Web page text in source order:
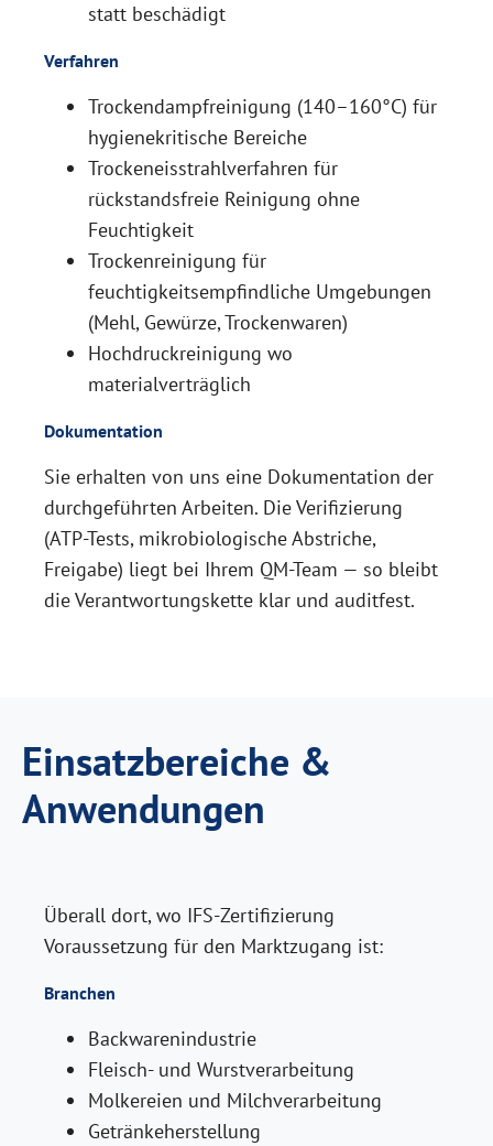
statt beschädigt
Verfahren
Trockendampfreinigung (140–160°C) für
hygienekritische Bereiche
Trockeneisstrahlverfahren für
rückstandsfreie Reinigung ohne
Feuchtigkeit
Trockenreinigung für
feuchtigkeitsempfindliche Umgebungen
(Mehl, Gewürze, Trockenwaren)
Hochdruckreinigung wo
materialverträglich
Dokumentation
Sie erhalten von uns eine Dokumentation der
durchgeführten Arbeiten. Die Verifizierung
(ATP-Tests, mikrobiologische Abstriche,
Freigabe) liegt bei Ihrem QM-Team — so bleibt
die Verantwortungskette klar und auditfest.
Einsatzbereiche &
Anwendungen
Überall dort, wo IFS-Zertifizierung
Voraussetzung für den Marktzugang ist:
Branchen
Backwarenindustrie
Fleisch- und Wurstverarbeitung
Molkereien und Milchverarbeitung
Getränkeherstellung